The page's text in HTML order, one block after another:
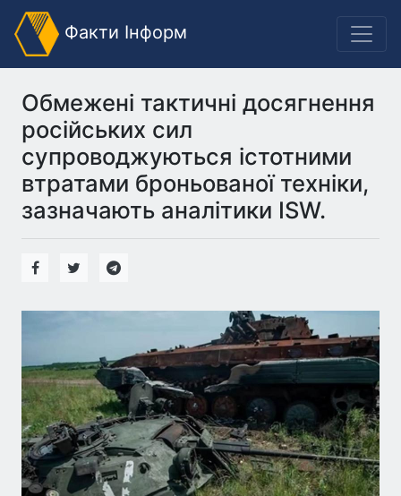
Факти Інформ
Обмежені тактичні досягнення
російських сил
супроводжуються істотними
втратами броньованої техніки,
зазначають аналітики ISW.